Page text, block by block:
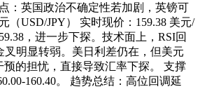
：英国政治不确定性若加剧，英镑可
（USD/JPY） 实时现价：159.38 美元/
，进一步下探。技术面上，RSI回
叉明显转弱。美日利差仍在，但美元
预的担忧，直接导致汇率下探。 支撑
160.40。 趋势总结：高位回调延